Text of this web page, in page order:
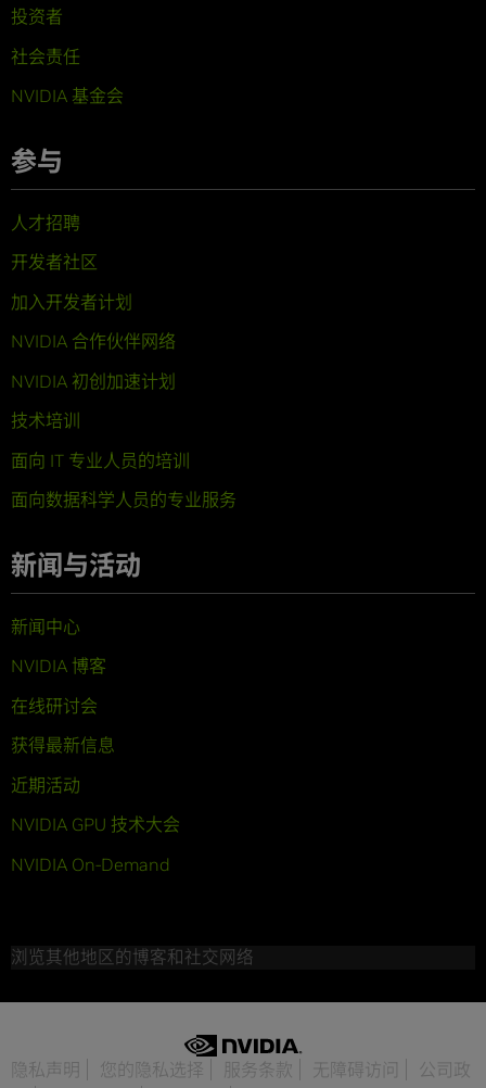
投资者
社会责任
NVIDIA 基金会
参与
人才招聘
开发者社区
加入开发者计划
NVIDIA 合作伙伴网络
NVIDIA 初创加速计划
技术培训
面向 IT 专业人员的培训
面向数据科学人员的专业服务
新闻与活动
新闻中心
NVIDIA 博客
在线研讨会
获得最新信息
近期活动
NVIDIA GPU 技术大会
NVIDIA On-Demand
浏览其他地区的博客和社交网络
隐私声明 您的隐私选择 服务条款 无障碍访问
公司政